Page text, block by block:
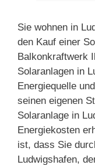
Sie wohnen in
den Kauf einer
Balkonkraftwerk
Solaranlagen in
Energiequelle
seinen eigenen
Solaranlage in
Energiekosten
ist, dass Sie
Ludwigshafen,